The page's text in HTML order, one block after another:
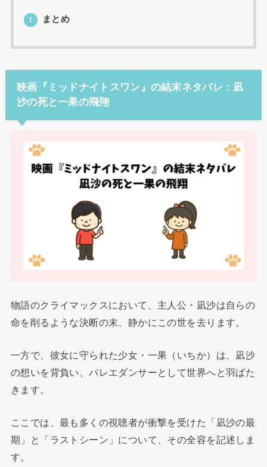
7 まとめ
映画『ミッドナイトスワン』の結末ネタバレ：凪
沙の死と一果の飛翔
物語のクライマックスにおいて、主人公・凪沙は自らの
命を削るような決断の末、静かにこの世を去ります。
一方で、彼女に守られた少女・一果（いちか）は、凪沙
の想いを背負い、バレエダンサーとして世界へと羽ばた
きます。
ここでは、最も多くの視聴者が衝撃を受けた「凪沙の最
期」と「ラストシーン」について、その全容を記述しま
す。